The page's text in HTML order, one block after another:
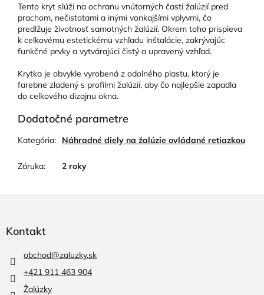
Tento kryt slúži na ochranu vnútorných častí žalúzií pred
prachom, nečistotami a inými vonkajšími vplyvmi, čo
predlžuje životnosť samotných žalúzií. Okrem toho prispieva
k celkovému estetickému vzhľadu inštalácie, zakrývajúc
funkčné prvky a vytvárajúci čistý a upravený vzhľad.
Krytka je obvykle vyrobená z odolného plastu, ktorý je
farebne zladený s profilmi žalúzií, aby čo najlepšie zapadla
do celkového dizajnu okna.
Dodatočné parametre
Kategória: Náhradné diely na žalúzie ovládané retiazkou
Záruka: 2 roky
Kontakt
obchod@zaluzky.sk
+421 911 463 904
Žalúzky